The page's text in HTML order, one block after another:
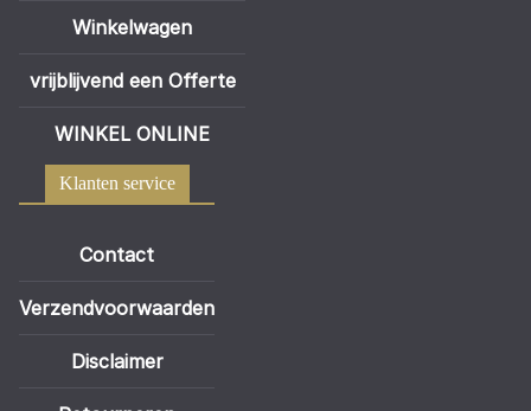
Winkelwagen
vrijblijvend een Offerte
WINKEL ONLINE
Klanten service
Contact
Verzendvoorwaarden
Disclaimer